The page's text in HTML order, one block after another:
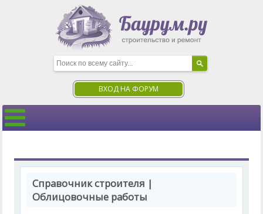
ВХОД НА ФОРУМ
Справочник строителя |
Облицовочные работы